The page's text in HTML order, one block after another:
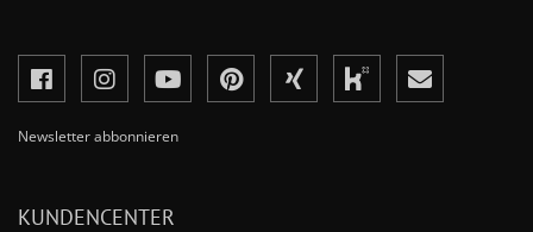
Newsletter abbonnieren
KUNDENCENTER